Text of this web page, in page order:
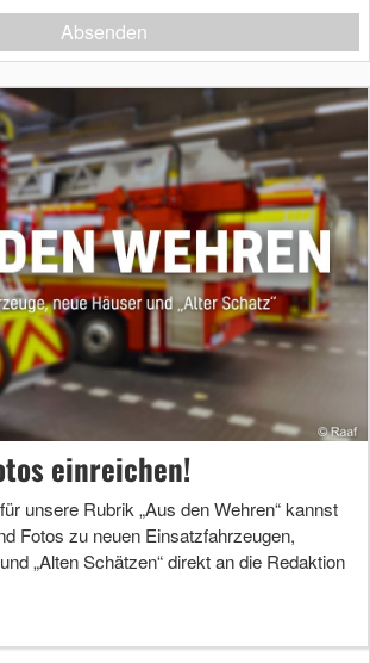
Absenden
einreichen!
unsere Rubrik „Aus den Wehren“ kannst
Fotos zu neuen Einsatzfahrzeugen,
„Alten Schätzen“ direkt an die Redaktion